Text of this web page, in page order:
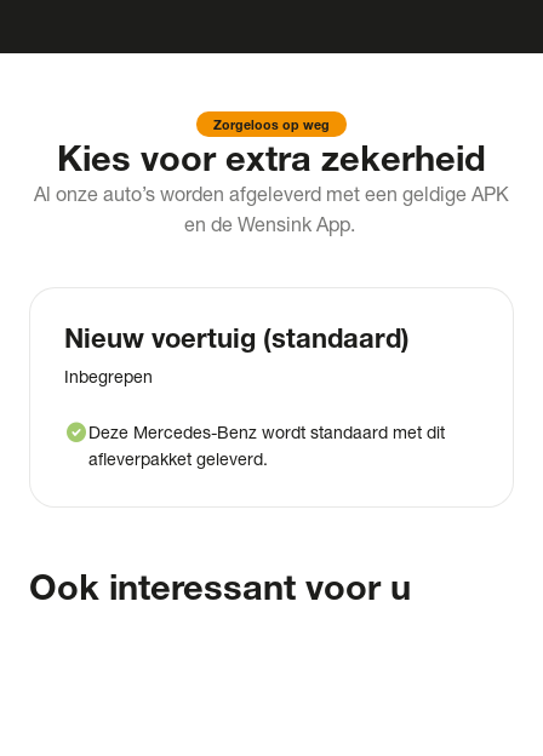
Zorgeloos op weg
Kies voor extra zekerheid
Al onze auto’s worden afgeleverd met een geldige APK
en de Wensink App.
Nieuw voertuig (standaard)
Inbegrepen
check_circleDeze Mercedes-Benz wordt standaard met dit
afleverpakket geleverd.
Ook interessant voor u